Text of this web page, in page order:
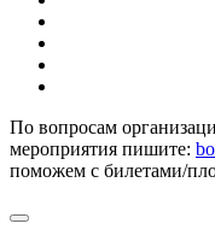
По вопросам
мероприятия пишите:
поможем с билетами/